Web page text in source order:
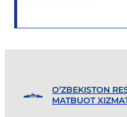
O’ZBEKISTON
MATBUOT